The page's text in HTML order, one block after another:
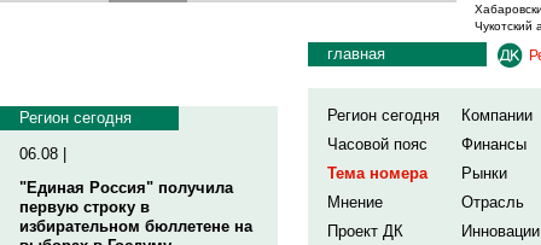
Чукотский
Регион сегодня
06.08 |
"Единая Россия" получила
первую строку в
избирательном бюллетене на
главная
Регион сегодня
Компании
Часовой пояс
Финансы
Тема номера
Рынки
Мнение
Отрасль
Проект ДК
Инновации